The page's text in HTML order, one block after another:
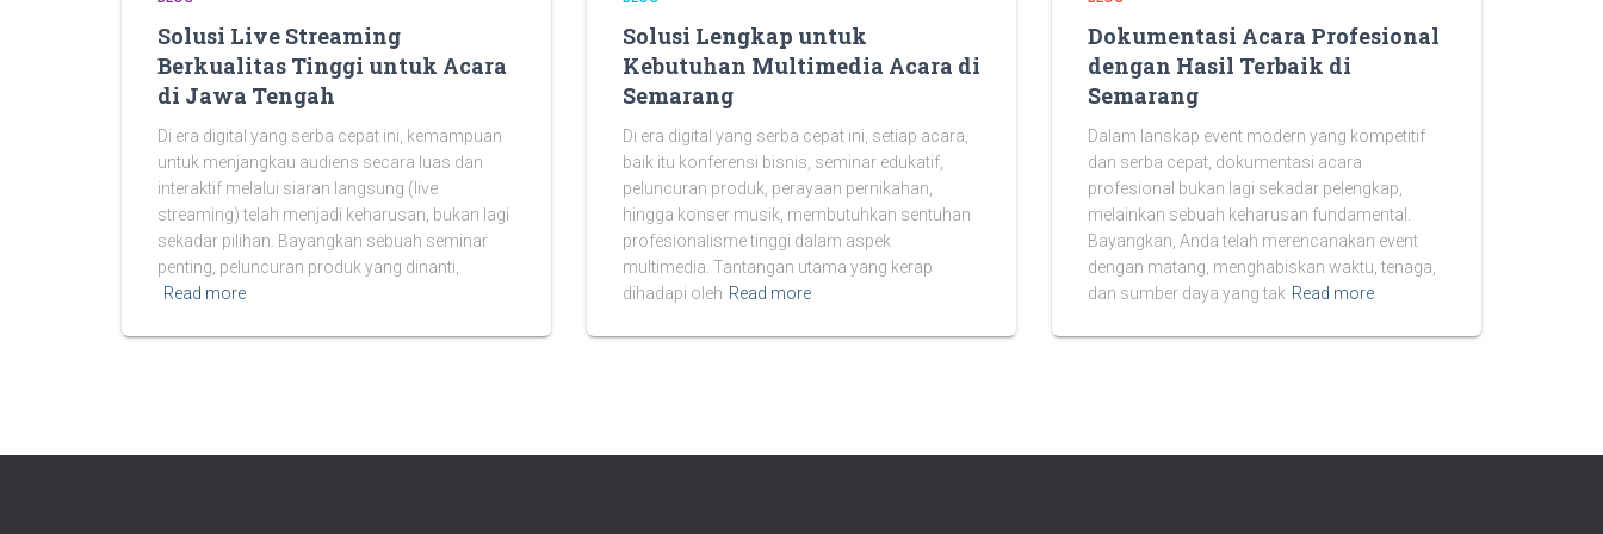
Solusi Live Streaming
Berkualitas Tinggi untuk Acara
di Jawa Tengah
Di era digital yang serba cepat ini, kemampuan
untuk menjangkau audiens secara luas dan
interaktif melalui siaran langsung (live
streaming) telah menjadi keharusan, bukan lagi
sekadar pilihan. Bayangkan sebuah seminar
penting, peluncuran produk yang dinanti,
Read more
Solusi Lengkap untuk
Kebutuhan Multimedia Acara di
Semarang
Di era digital yang serba cepat ini, setiap acara,
baik itu konferensi bisnis, seminar edukatif,
peluncuran produk, perayaan pernikahan,
hingga konser musik, membutuhkan sentuhan
profesionalisme tinggi dalam aspek
multimedia. Tantangan utama yang kerap
dihadapi oleh Read more
Dokumentasi Acara Profesional
dengan Hasil Terbaik di
Semarang
Dalam lanskap event modern yang kompetitif
dan serba cepat, dokumentasi acara
profesional bukan lagi sekadar pelengkap,
melainkan sebuah keharusan fundamental.
Bayangkan, Anda telah merencanakan event
dengan matang, menghabiskan waktu, tenaga,
dan sumber daya yang tak Read more